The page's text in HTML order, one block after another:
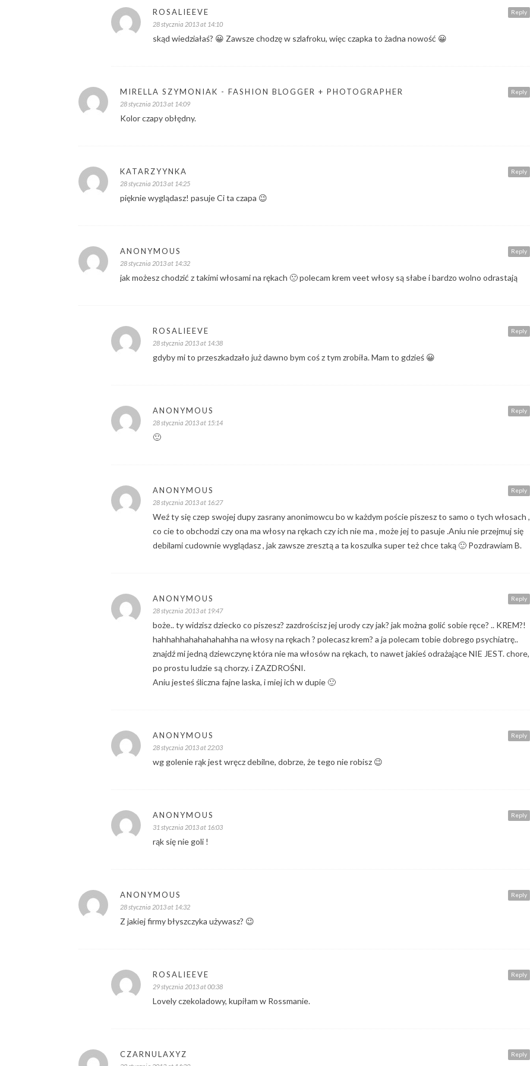
Reply
ROSALIEEVE
28 stycznia 2013 at 14:10
skąd wiedziałaś? 😀 Zawsze chodzę w szlafroku, więc czapka to żadna nowość 😀
Reply
MIRELLA SZYMONIAK - FASHION BLOGGER + PHOTOGRAPHER
28 stycznia 2013 at 14:09
Kolor czapy obłędny.
Reply
KATARZYYNKA
28 stycznia 2013 at 14:25
pięknie wyglądasz! pasuje Ci ta czapa 😉
Reply
ANONYMOUS
28 stycznia 2013 at 14:32
jak możesz chodzić z takimi włosami na rękach 🙁 polecam krem veet włosy są słabe i bardzo wolno odrastają
Reply
ROSALIEEVE
28 stycznia 2013 at 14:38
gdyby mi to przeszkadzało już dawno bym coś z tym zrobiła. Mam to gdzieś 😀
Reply
ANONYMOUS
28 stycznia 2013 at 15:14
🙂
Reply
ANONYMOUS
28 stycznia 2013 at 16:27
Weź ty się czep swojej dupy zasrany anonimowcu bo w każdym poście piszesz to samo o tych włosach ,
co cie to obchodzi czy ona ma włosy na rękach czy ich nie ma , może jej to pasuje .Aniu nie przejmuj się
debilami cudownie wyglądasz , jak zawsze zresztą a ta koszulka super też chce taką 🙂 Pozdrawiam B.
Reply
ANONYMOUS
28 stycznia 2013 at 19:47
boże.. ty widzisz dziecko co piszesz? zazdrościsz jej urody czy jak? jak można golić sobie ręce? .. KREM?!
hahhahhahahahahahha na włosy na rękach ? polecasz krem? a ja polecam tobie dobrego psychiatrę..
znajdź mi jedną dziewczynę która nie ma włosów na rękach, to nawet jakieś odrażające NIE JEST. chore,
po prostu ludzie są chorzy. i ZAZDROŚNI.
Aniu jesteś śliczna fajne laska, i miej ich w dupie 🙂
Reply
ANONYMOUS
28 stycznia 2013 at 22:03
wg golenie rąk jest wręcz debilne, dobrze, że tego nie robisz 😉
Reply
ANONYMOUS
31 stycznia 2013 at 16:03
rąk się nie goli !
Reply
ANONYMOUS
28 stycznia 2013 at 14:32
Z jakiej firmy błyszczyka używasz? 😉
Reply
ROSALIEEVE
29 stycznia 2013 at 00:38
Lovely czekoladowy, kupiłam w Rossmanie.
Reply
CZARNULAXYZ